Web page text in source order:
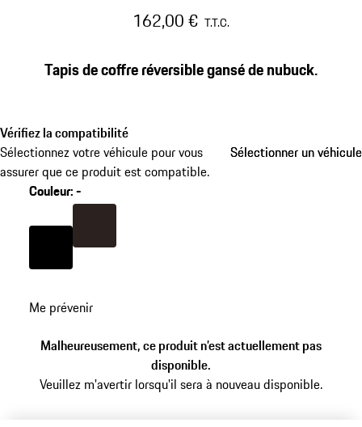
162,00 € T.T.C.
Tapis de coffre réversible gansé de nubuck.
Vérifiez la compatibilité
Sélectionnez votre véhicule pour vous
assurer que ce produit est compatible.
Sélectionner un véhicule
Sélectionner un véhicule
Couleur:-
Couleur Expresso
Me prévenir
Malheureusement, ce produit n’est actuellement pas
disponible.
Veuillez m'avertir lorsqu'il sera à nouveau disponible.